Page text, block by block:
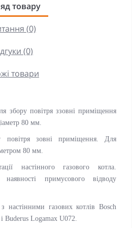
товару
(0)
(0)
товари
збору повітря ззовні приміщення
80 мм.
повітря зовні приміщення. Для
80 мм.
настінного газового котла.
примусового відводу
з настінними газових котлів Bosch
Buderus Logamax U072.